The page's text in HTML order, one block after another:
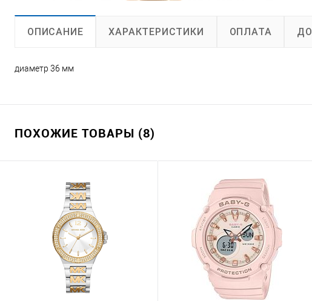
ОПИСАНИЕ ХАРАКТЕРИСТИКИ ОПЛАТА
диаметр 36 мм
ПОХОЖИЕ ТОВАРЫ (8)